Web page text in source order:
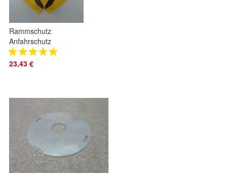
Rammschutz
Anfahrschutz
Kantenschutz L-
Form schwarz/gelb
23,43 €